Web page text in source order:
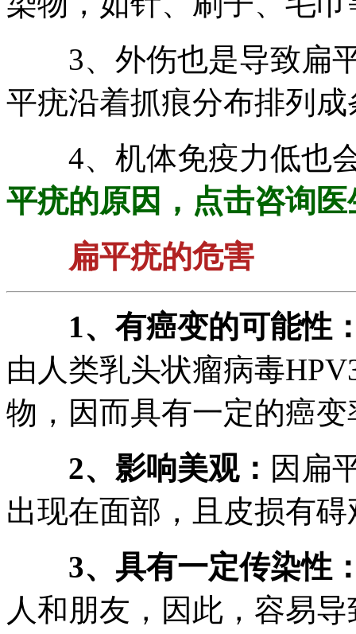
3、外伤也是导致扁平
平疣沿着抓痕分布排列
4、机体免疫力低也
平疣的原因，点击咨询医
扁平疣的危害
1、有癌变的可能性
由人类乳头状瘤病毒
物，因而具有一定的癌变
2、影响美观： 因扁
出现在面部，且皮损有
3、具有一定传染性
人和朋友，因此，容易